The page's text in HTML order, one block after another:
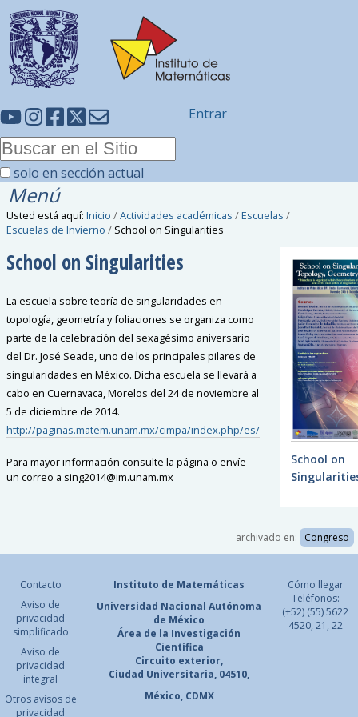
solo en sección actual
Entrar
Menú
Usted está aquí: Inicio /Actividades académicas /Escuelas /
Escuelas de Invierno / School on Singularities
School on Singularities
La escuela sobre teoría de singularidades en
topología, geometría y foliaciones se organiza como
parte de la celebración del sexagésimo aniversario
del Dr. José Seade, uno de los principales pilares de
singularidades en México. Dicha escuela se llevará a
cabo en Cuernavaca, Morelos del 24 de noviembre al
5 de diciembre de 2014.
http://paginas.matem.unam.mx/cimpa/index.php/es/
Para mayor información consulte la página o envíe
un correo a sing2014@im.unam.mx
School on
archivado en: Congreso
Contacto
Aviso de
privacidad
simplificado
Aviso de
privacidad
integral
Otros avisos de
privacidad
Instituto de Matemáticas
Universidad Nacional Autónoma
de México
Área de la Investigación
Científica
Circuito exterior,
Ciudad Universitaria, 04510,
México, CDMX
Cómo llegar
Teléfonos:
(+52) (55) 5622
4520, 21, 22